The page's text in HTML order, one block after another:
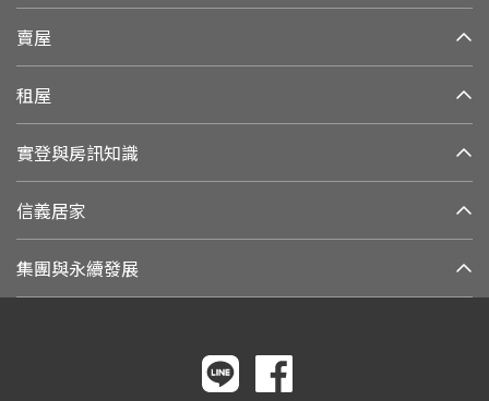
賣屋
租屋
實登與房訊知識
信義居家
集團與永續發展